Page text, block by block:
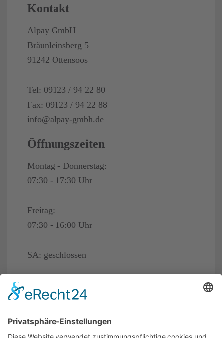
Kontakt
Alpay GmbH
Bräunleinsberg 5
91242 Ottensoos
Tel: 09123 / 94 22 80
Fax: 09123 / 94 22 88
info@alpay-gmbh.de
Öffnungszeiten
Montag - Donnerstag:
07:30 - 17:30 Uhr
Freitag:
07:30 - 16:00 Uhr
SA: geschlossen
Datenschutz